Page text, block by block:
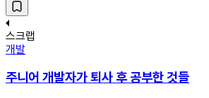
스크랩
개발
주니어 개발자가 퇴사 후 공부한 것들